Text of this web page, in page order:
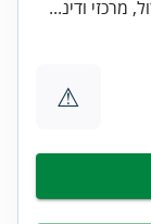
מרכזי ודינ...
⚠